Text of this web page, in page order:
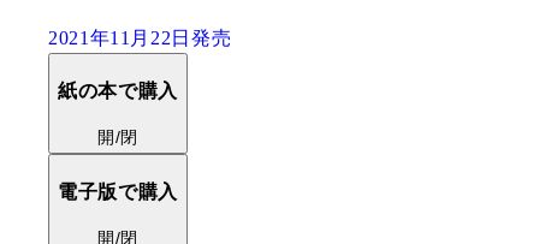
2021年11月22日発売
紙の本で購入
開/閉
電子版で購入
開/閉